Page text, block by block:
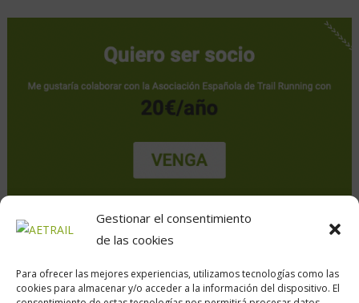
Gestionar el consentimiento
de las cookies
Para ofrecer las mejores experiencias, utilizamos tecnologías como las
cookies para almacenar y/o acceder a la información del dispositivo. El